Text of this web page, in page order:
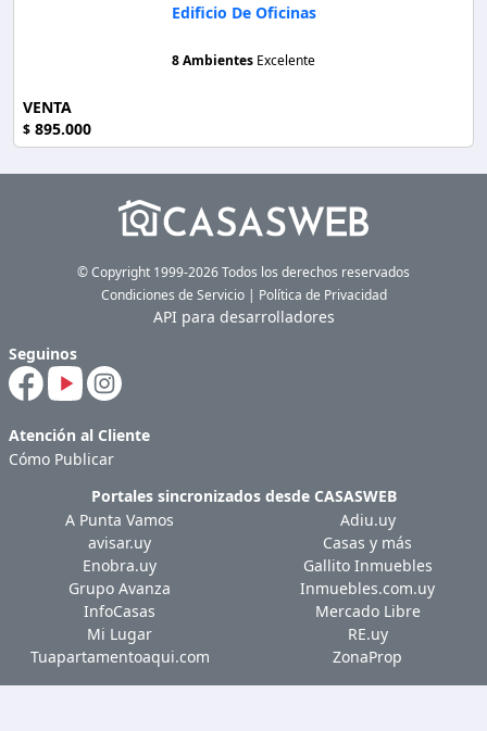
Edificio De Oficinas
8 Ambientes Excelente
VENTA
$ 895.000
Seguinos
Atención al Cliente
Cómo Publicar
© Copyright 1999-2026 Todos los derechos reservados
Condiciones de Servicio| Política de Privacidad
API para desarrolladores
Portales sincronizados desde CASASWEB
A Punta Vamos
Adiu.uy
avisar.uy
Casas y más
Enobra.uy
Gallito Inmuebles
Grupo Avanza
Inmuebles.com.uy
InfoCasas
Mercado Libre
Mi Lugar
RE.uy
Tuapartamentoaqui.com
ZonaProp